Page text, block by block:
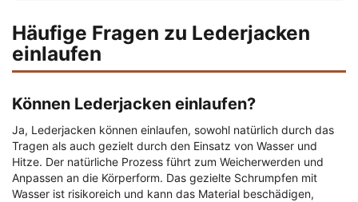
Häufige Fragen zu Lederjacken
einlaufen
Können Lederjacken einlaufen?
Ja, Lederjacken können einlaufen, sowohl natürlich durch das
Tragen als auch gezielt durch den Einsatz von Wasser und
Hitze. Der natürliche Prozess führt zum Weicherwerden und
Anpassen an die Körperform. Das gezielte Schrumpfen mit
Wasser ist risikoreich und kann das Material beschädigen,